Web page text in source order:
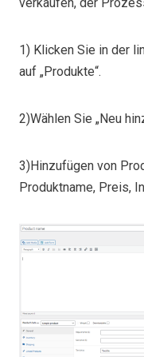
verkaufen, der
1) Klicken Sie in der
auf „Produkte“.
2)Wählen Sie „Neu
3)Hinzufügen von
Produktname, Preis,